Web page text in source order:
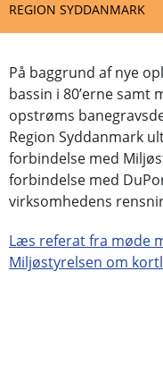
REGION SYDDANMARK
På baggrund af nye
bassin i 80’erne
opstrøms
Region Syddanmark
forbindelse med
forbindelse med
virksomhedens
Læs referat fra møde
Miljøstyrelsen om